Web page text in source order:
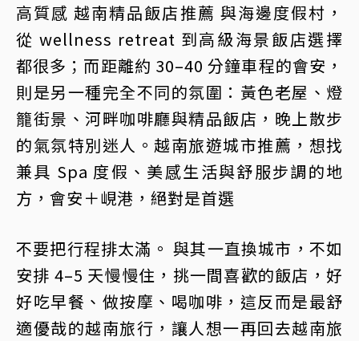
高質感 越南精品飯店推薦 與海邊度假村，
從 wellness retreat 到高級海景飯店選擇
都很多；而距離約 30–40 分鐘車程的會安，
則是另一種完全不同的氛圍：黃色老屋、燈
籠街景、河畔咖啡廳與精品飯店，晚上散步
的氣氛特別迷人。越南旅遊城市推薦，想找
兼具 Spa 度假、美感生活與舒服步調的地
方，會安＋峴港，絕對是首選
不要把行程排太滿。 與其一直換城市，不如
安排 4–5 天慢慢住，挑一間喜歡的飯店，好
好吃早餐、做按摩、喝咖啡，這反而是最舒
適優哉的越南旅行，讓人想一再回去越南旅